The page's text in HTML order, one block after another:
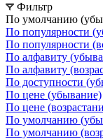
Фильтр
По умолчанию
По популярности
По популярности
По алфавиту
По алфавиту
По доступности
По цене (убывание)
По цене
По умолчанию
По умолчанию